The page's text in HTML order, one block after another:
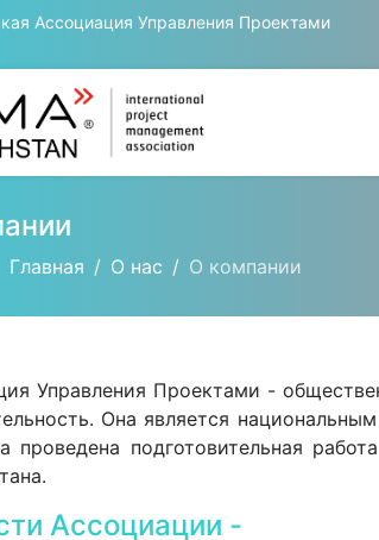
Ассоциация Управления Проектами
Главная О нас О компании
Управления Проектами -
Она является
проведена подготовительная
Ассоциации -